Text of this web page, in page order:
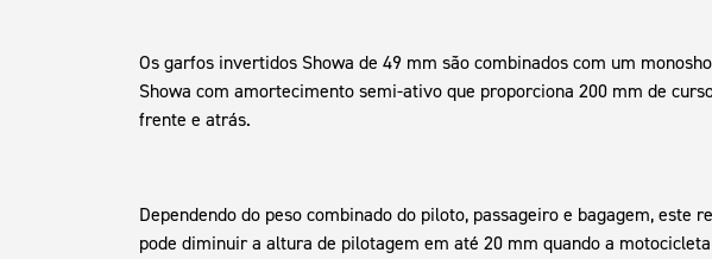
Os garfos invertidos Showa de 49 mm são combinados com um
Showa com amortecimento semi-ativo que proporciona 200 mm de
frente e atrás.
Dependendo do peso combinado do piloto, passageiro e bagagem, este
pode diminuir a altura de pilotagem em até 20 mm quando a